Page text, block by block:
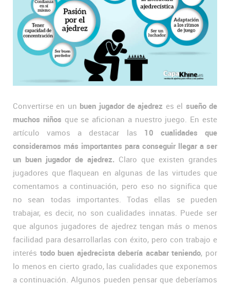
Convertirse en un buen jugador de ajedrez es el sueño de
muchos niños que se aficionan a nuestro juego. En este
artículo vamos a destacar las 10 cualidades que
consideramos más importantes para conseguir llegar a ser
un buen jugador de ajedrez. Claro que existen grandes
jugadores que flaquean en algunas de las virtudes que
comentamos a continuación, pero eso no significa que
no sean todas importantes. Todas ellas se pueden
trabajar, es decir, no son cualidades innatas. Puede ser
que algunos jugadores de ajedrez tengan más o menos
facilidad para desarrollarlas con éxito, pero con trabajo e
interés todo buen ajedrecista debería acabar teniendo, por
lo menos en cierto grado, las cualidades que exponemos
a continuación. Algunos pueden pensar que deberíamos